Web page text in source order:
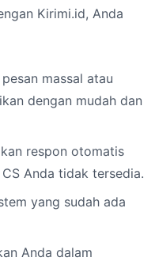
Kirimi.id, Anda
massal atau
dengan mudah dan
respon otomatis
Anda tidak tersedia.
yang sudah ada
Anda dalam